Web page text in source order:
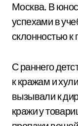
Москва. В
успехами в
склонностью
С раннего
к кражам и
вызывали к
кражи у